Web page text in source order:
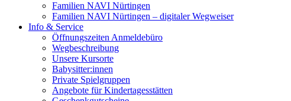
Familien NAVI Nürtingen
Familien NAVI Nürtingen – digitaler Wegweiser
Info & Service
Öffnungszeiten Anmeldebüro
Wegbeschreibung
Unsere Kursorte
Babysitter:innen
Private Spielgruppen
Angebote für Kindertagesstätten